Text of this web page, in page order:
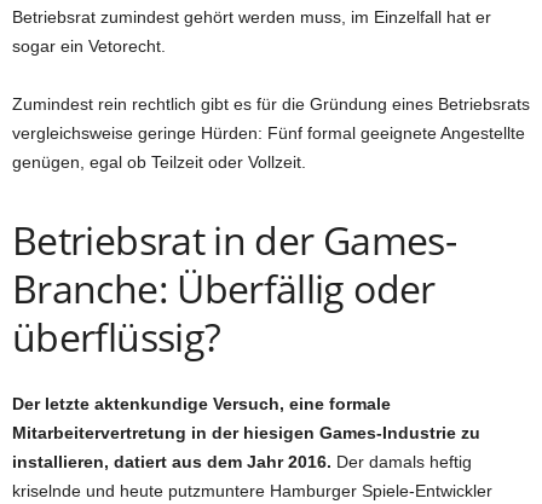
Betriebsrat zumindest gehört werden muss, im Einzelfall hat er
sogar ein Vetorecht.
Zumindest rein rechtlich gibt es für die Gründung eines Betriebsrats
vergleichsweise geringe Hürden: Fünf formal geeignete Angestellte
genügen, egal ob Teilzeit oder Vollzeit.
Betriebsrat in der Games-
Branche: Überfällig oder
überflüssig?
Der letzte aktenkundige Versuch, eine formale
Mitarbeitervertretung in der hiesigen Games-Industrie zu
installieren, datiert aus dem Jahr 2016. Der damals heftig
kriselnde und heute putzmuntere Hamburger Spiele-Entwickler